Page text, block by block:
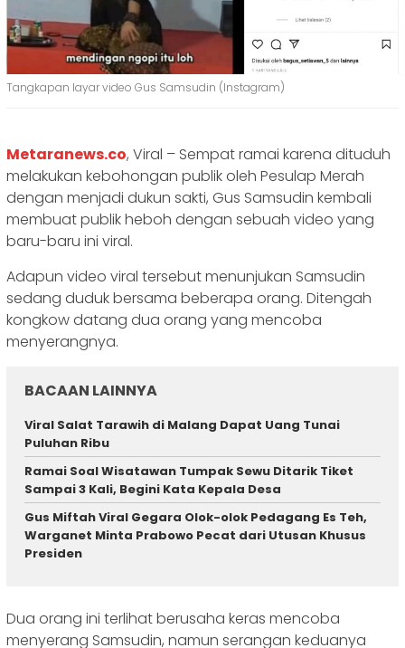
Tangkapan layar video Gus Samsudin (Instagram)
Metaranews.co, Viral – Sempat ramai karena dituduh
melakukan kebohongan publik oleh Pesulap Merah
dengan menjadi dukun sakti, Gus Samsudin kembali
membuat publik heboh dengan sebuah video yang
baru-baru ini viral.
Adapun video viral tersebut menunjukan Samsudin
sedang duduk bersama beberapa orang. Ditengah
kongkow datang dua orang yang mencoba
menyerangnya.
BACAAN LAINNYA
Viral Salat Tarawih di Malang Dapat Uang Tunai
Puluhan Ribu
Ramai Soal Wisatawan Tumpak Sewu Ditarik Tiket
Sampai 3 Kali, Begini Kata Kepala Desa
Gus Miftah Viral Gegara Olok-olok Pedagang Es Teh,
Warganet Minta Prabowo Pecat dari Utusan Khusus
Presiden
Dua orang ini terlihat berusaha keras mencoba
menyerang Samsudin, namun serangan keduanya